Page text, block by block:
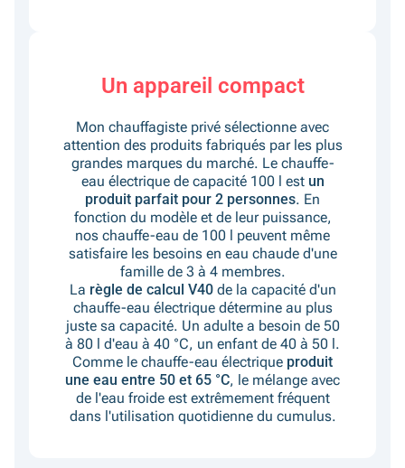
Un appareil compact
Mon chauffagiste privé sélectionne avec
attention des produits fabriqués par les plus
grandes marques du marché. Le chauffe-
eau électrique de capacité 100 l est un
produit parfait pour 2 personnes. En
fonction du modèle et de leur puissance,
nos chauffe-eau de 100 l peuvent même
satisfaire les besoins en eau chaude d'une
famille de 3 à 4 membres.
La règle de calcul V40 de la capacité d'un
chauffe-eau électrique détermine au plus
juste sa capacité. Un adulte a besoin de 50
à 80 l d'eau à 40 °C, un enfant de 40 à 50 l.
Comme le chauffe-eau électrique produit
une eau entre 50 et 65 °C, le mélange avec
de l'eau froide est extrêmement fréquent
dans l'utilisation quotidienne du cumulus.